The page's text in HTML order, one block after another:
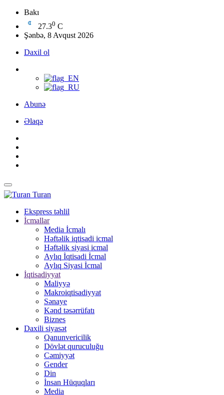
Bakı
27.30 C
Şənbə, 8 Avqust 2026
Daxil ol
Abunə
Əlaqə
Turan
Ekspress təhlil
İcmallar
Media İcmalı
Həftəlik iqtisadi icmal
Həftəlik siyasi icmal
Aylıq İqtisadi İcmal
Aylıq Siyasi İcmal
İqtisadiyyat
Maliyyə
Makroiqtisadiyyat
Sənaye
Kənd təsərrüfatı
Biznes
Daxili siyasət
Qanunvericilik
Dövlət quruculuğu
Cəmiyyət
Gender
Din
İnsan Hüquqları
Media